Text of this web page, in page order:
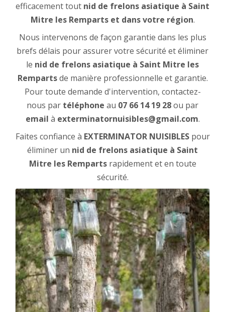
efficacement tout nid de frelons asiatique à Saint
Mitre les Remparts et dans votre région.
Nous intervenons de façon garantie dans les plus
brefs délais pour assurer votre sécurité et éliminer
le nid de frelons asiatique à Saint Mitre les
Rempartsde manière professionnelle et garantie.
Pour toute demande d'intervention, contactez-
nous par téléphone au 07 66 14 19 28ou par
email à exterminatornuisibles@gmail.com.
Faites confiance à EXTERMINATOR NUISIBLESpour
éliminer un nid de frelons asiatique à Saint
Mitre les Rempartsrapidement et en toute
sécurité.